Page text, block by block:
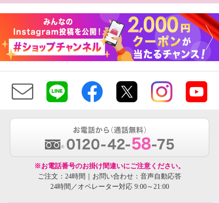
※お電話番号のお掛け間違いにご注意ください。
ご注文：24時間｜お問い合わせ：音声自動応答
24時間／オペレーター対応 9:00～21:00